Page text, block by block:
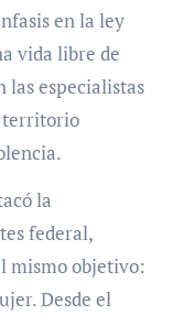
en la ley
vida libre de
las especialistas
territorio
la
federal,
mismo objetivo:
Desde el